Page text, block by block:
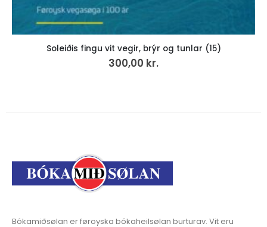
Soleiðis fingu vit vegir, brýr og tunlar (15)
300,00 kr.
Bókamiðsølan er føroyska bókaheilsølan burturav. Vit eru